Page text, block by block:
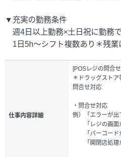
▼充実の勤務条件
週4日以上勤務×土日祝に勤務
1日5h～シフト複数あり＊残業
仕事内容詳細
[POSレジの問合
＊ドラッグスト
問合せ対応
・問合せ対応
例）「エラーが出
「レジの画面が
「バーコード
「開閉店処理